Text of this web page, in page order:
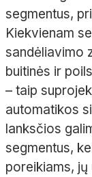
segmentus,
Kiekvienam
sandėliavimo
buitinės ir
– taip
automatikos
lanksčios
segmentus,
poreikiams,